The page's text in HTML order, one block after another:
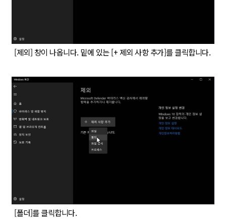
[제외] 창이 나옵니다. 밑에 있는 [+ 제외 사항 추가]를 클릭합니다.
[폴더]를 클릭합니다.